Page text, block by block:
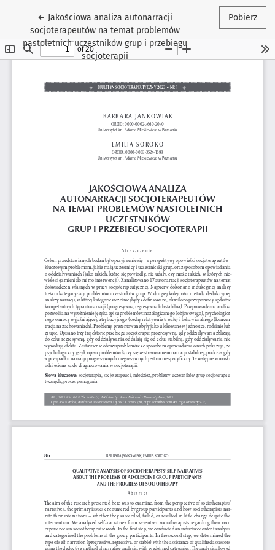
← Wróć do szczegółów artykułu
Jakościowa analiza autonarracji
socjoterapeutów na temat problemów
nastoletnich uczestników grup i przebiegu
socjoterapii
Pobierz